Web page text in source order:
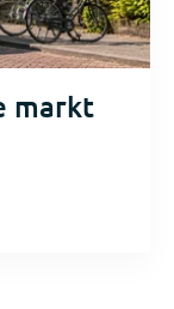
markt